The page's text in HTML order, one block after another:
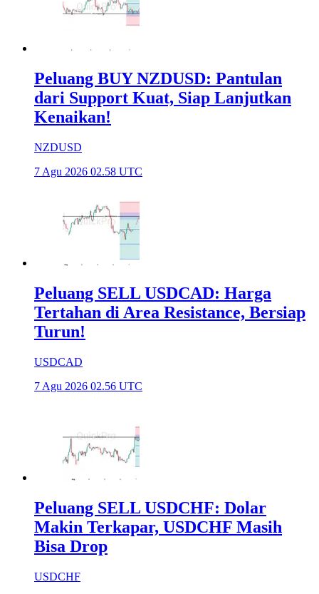
Peluang BUY NZDUSD: Pantulan
dari Support Kuat, Siap Lanjutkan
Kenaikan!
NZDUSD
7 Agu 2026 02.58 UTC
Peluang SELL USDCAD: Harga
Tertahan di Area Resistance, Bersiap
Turun!
USDCAD
7 Agu 2026 02.56 UTC
Peluang SELL USDCHF: Dolar
Makin Terkapar, USDCHF Masih
Bisa Drop
USDCHF